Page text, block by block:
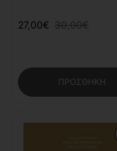
27,00€ 30,00€
ΠΡΟΣΘΉΚΗ